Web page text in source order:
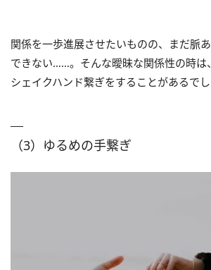
関係を一歩進展させたいものの、まだ脈
できない……。そんな曖昧な関係性の時は
シェイクハンド繋ぎをすることがあるでし
（3）ゆるめの手繋ぎ